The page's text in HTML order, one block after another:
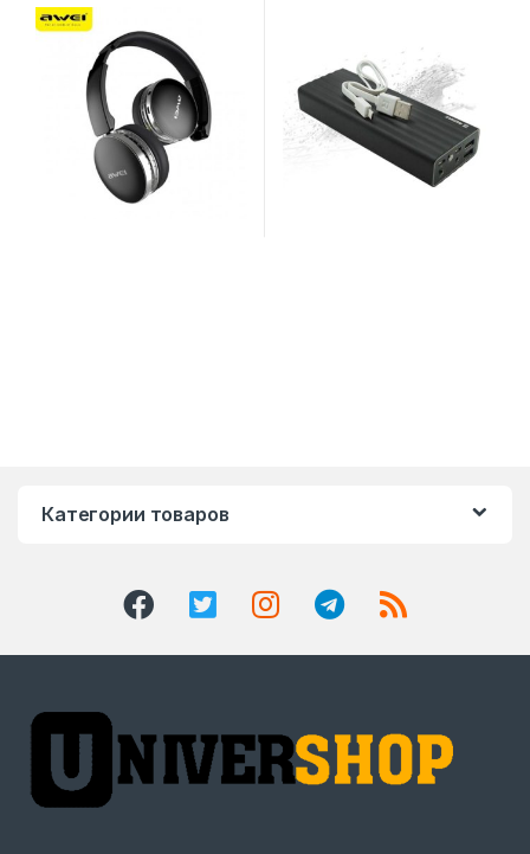
Категории товаров